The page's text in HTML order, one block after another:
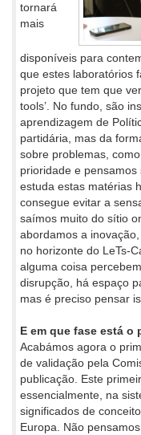
tornará
mais
disponíveis para
que estes laboratórios
projeto que tem que
tools’. No fundo, são
aprendizagem de
partidária, mas da
sobre problemas,
prioridade e
estuda estas matérias
consegue evitar a
saímos muito do sítio
abordamos a
no horizonte do LeTs-
alguma coisa
disrupção, há espaço
mas é preciso pensar
E em que fase está o
Acabámos agora o
de validação pela
publicação. Este
essencialmente, na
significados de
Europa. Não